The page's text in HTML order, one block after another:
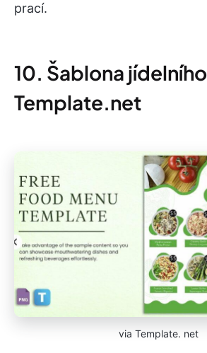
prací.
10. Šablona
Template.net
via Template. net